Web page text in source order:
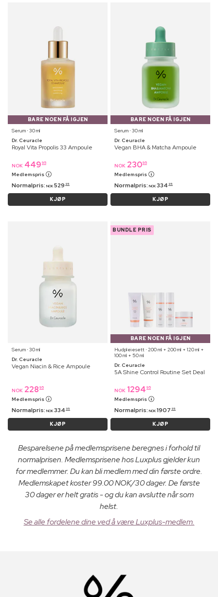
BARE NOEN FÅ IGJEN
Serum ⋅ 30 ml
Dr. Ceuracle
Royal Vita Propolis 33 Ampoule
NOK 449 95
Medlemspris
Normalpris: NOK 529 95
KJØP
BARE NOEN FÅ IGJEN
Serum ⋅ 30 ml
Dr. Ceuracle
Vegan BHA & Matcha Ampoule
NOK 23095
Medlemspris
Normalpris: NOK 334 95
KJØP
Serum ⋅ 30 ml
Dr. Ceuracle
Vegan Niacin & Rice Ampoule
NOK 228 95
Medlemspris
Normalpris: NOK 334 95
KJØP
BUNDLE PRIS
BARE NOEN FÅ IGJEN
Hudpleiesett ⋅ 200 ml + 200 ml + 120 ml +
100 ml + 50 ml
Dr. Ceuracle
5A Shine Control Routine Set Deal
NOK 1294 95
Medlemspris
Normalpris: NOK 1907 95
KJØP
Besparelsene på medlemsprisene beregnes i forhold til
normalprisen. Medlemsprisene hos Luxplus gjelder kun
for medlemmer. Du kan bli medlem med din første ordre.
Medlemskapet koster 99.00 NOK/30 dager. De første
30 dager er helt gratis - og du kan avslutte når som
helst.
Se alle fordelene dine ved å være Luxplus-medlem.